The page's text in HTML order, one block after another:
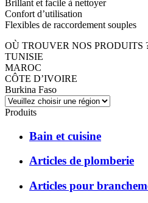
Brillant et facile à nettoyer
Confort d’utilisation
Flexibles de raccordement souples
OÙ TROUVER NOS PRODUITS
TUNISIE
MAROC
CÔTE D’IVOIRE
Burkina Faso
Produits
Bain et cuisine
Articles de plomberie
Articles pour